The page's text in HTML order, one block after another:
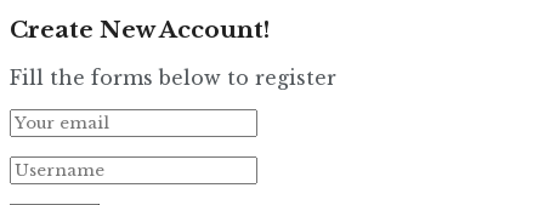
Create New Account!
Fill the forms below to register